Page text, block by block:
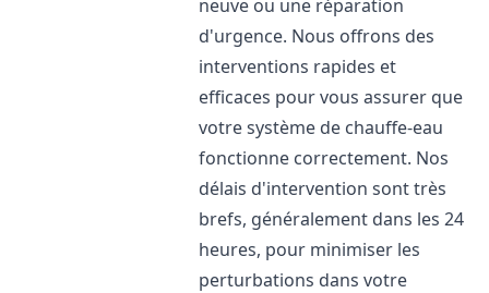
neuve ou une réparation
d'urgence. Nous offrons des
interventions rapides et
efficaces pour vous assurer que
votre système de chauffe-eau
fonctionne correctement. Nos
délais d'intervention sont très
brefs, généralement dans les 24
heures, pour minimiser les
perturbations dans votre